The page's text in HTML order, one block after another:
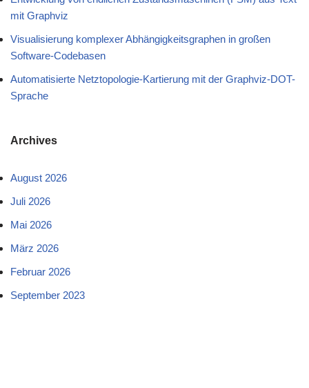
mit Graphviz
Visualisierung komplexer Abhängigkeitsgraphen in großen
Software-Codebasen
Automatisierte Netztopologie-Kartierung mit der Graphviz-DOT-
Sprache
Archives
August 2026
Juli 2026
Mai 2026
März 2026
Februar 2026
September 2023